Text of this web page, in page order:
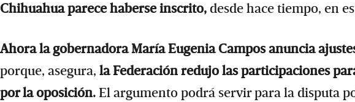
Chihuahua parece haberse inscrito, desde hace tiempo, en
Ahora la gobernadora María Eugenia Campos anuncia
porque, asegura, la Federación redujo las participaciones
por la oposición. El argumento podrá servir para la disputa